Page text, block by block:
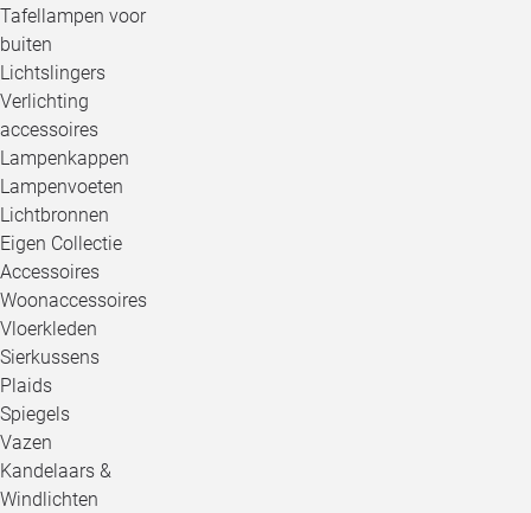
Tafellampen voor
buiten
Lichtslingers
Verlichting
accessoires
Lampenkappen
Lampenvoeten
Lichtbronnen
Eigen Collectie
Accessoires
Woonaccessoires
Vloerkleden
Sierkussens
Plaids
Spiegels
Vazen
Kandelaars &
Windlichten